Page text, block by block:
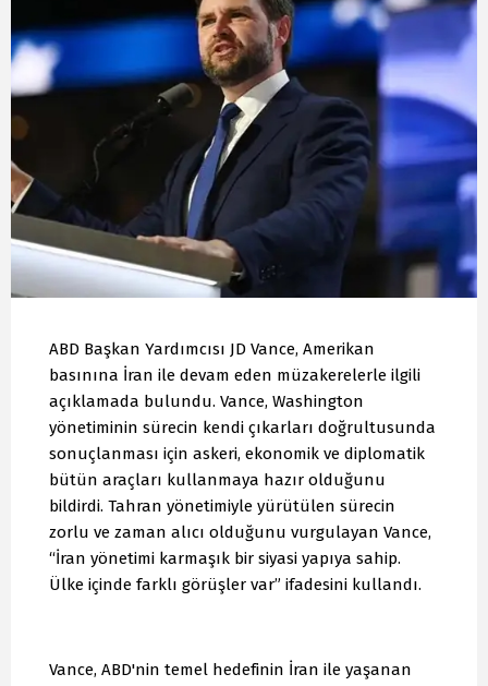
ABD Başkan Yardımcısı JD Vance, Amerikan
basınına İran ile devam eden müzakerelerle ilgili
açıklamada bulundu. Vance, Washington
yönetiminin sürecin kendi çıkarları doğrultusunda
sonuçlanması için askeri, ekonomik ve diplomatik
bütün araçları kullanmaya hazır olduğunu
bildirdi. Tahran yönetimiyle yürütülen sürecin
zorlu ve zaman alıcı olduğunu vurgulayan Vance,
“İran yönetimi karmaşık bir siyasi yapıya sahip.
Ülke içinde farklı görüşler var” ifadesini kullandı.
Vance, ABD'nin temel hedefinin İran ile yaşanan